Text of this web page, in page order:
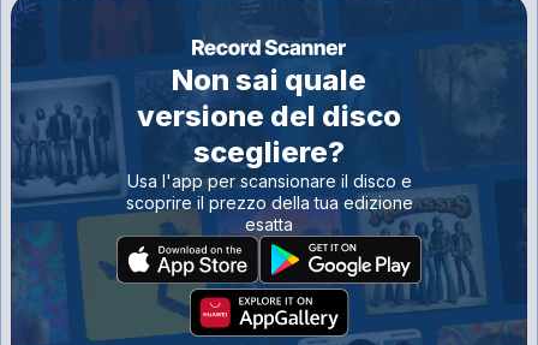
Non sai quale
versione del disco
scegliere?
Usa l'app per scansionare il disco e
scoprire il prezzo della tua edizione
esatta